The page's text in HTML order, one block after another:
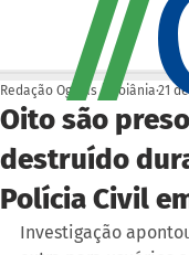
Oito são
destruído
Polícia Civil
Redação Ogoiás | Goiânia 21 de
Investigação